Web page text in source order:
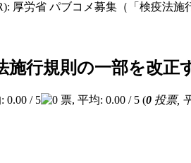
厚労省 パブコメ募集（「検疫法
行規則の一部を改正
(0 投票,